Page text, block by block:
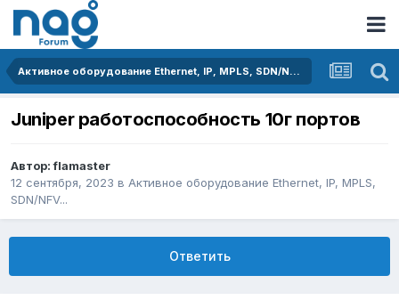
Активное оборудование Ethernet, IP, MPLS, SDN/NFV...
Juniper работоспособность 10г портов
Автор:flamaster
12 сентября, 2023 в Активное оборудование Ethernet, IP, MPLS,
SDN/NFV...
Ответить